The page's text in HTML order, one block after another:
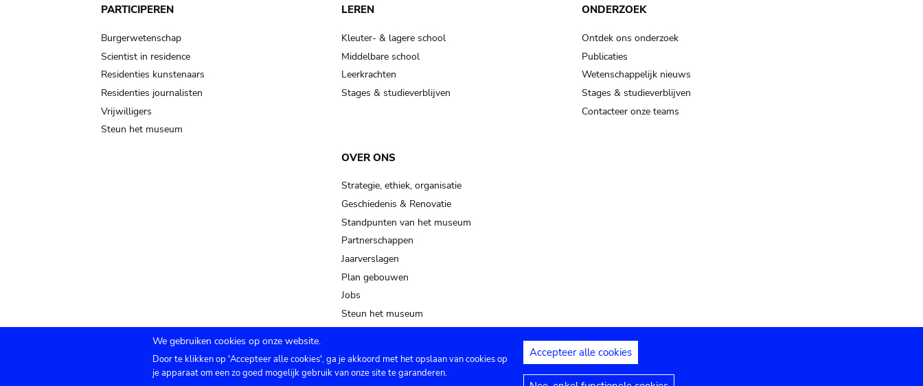
PARTICIPEREN
Burgerwetenschap
Scientist in residence
Residenties kunstenaars
Residenties journalisten
Vrijwilligers
Steun het museum
LEREN
Kleuter- & lagere school
Middelbare school
Leerkrachten
Stages & studieverblijven
ONDERZOEK
Ontdek ons onderzoek
Publicaties
Wetenschappelijk nieuws
Stages & studieverblijven
Contacteer onze teams
OVER ONS
Strategie, ethiek, organisatie
Geschiedenis & Renovatie
Standpunten van het museum
Partnerschappen
Jaarverslagen
Plan gebouwen
Jobs
Steun het museum
Submenu
Agenda Pers Zaalverhuur Contact Privacy instellingen Juridische mededelingen
We gebruiken cookies op onze website.
Door te klikken op 'Accepteer alle cookies', ga je akkoord met het opslaan van cookies op
je apparaat om een zo goed mogelijk gebruik van onze site te garanderen.
Accepteer alle cookies